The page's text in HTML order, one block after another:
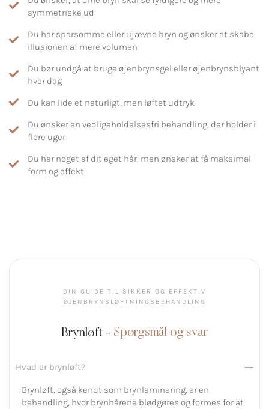
symmetriske ud
Du har sparsomme eller ujævne bryn og ønsker at skabe
illusionen af mere volumen
Du bør undgå at bruge øjenbrynsgel eller øjenbrynsblyant
hver dag
Du kan lide et naturligt, men løftet udtryk
Du ønsker en vedligeholdelsesfri behandling, der holder i
flere uger
Du har noget af dit eget hår, men ønsker at få maksimal
form og effekt
DIN GUIDE TIL SIKKER OG EFFEKTIV
ØJENBRYNSLØFTNINGSBEHANDLING
Brynløft - Spørgsmål og svar
Hvad er brynløft?
Brynløft, også kendt som brynlaminering, er en
behandling, hvor brynhårene blødgøres og formes for at